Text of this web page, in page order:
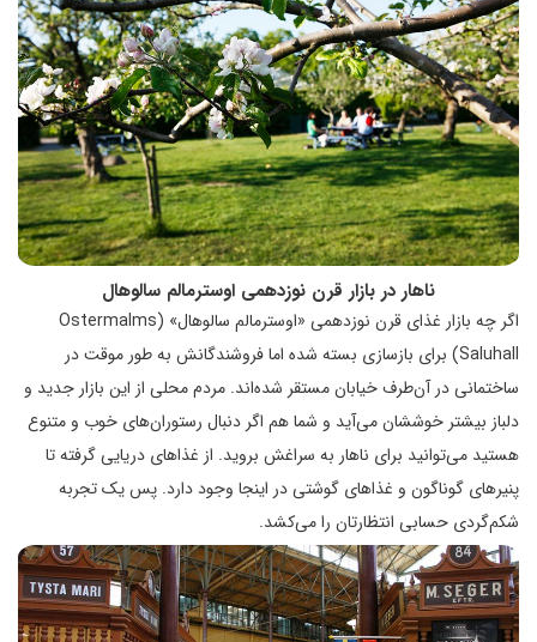
ناهار در بازار قرن نوزدهمی اوسترمالم سالوهال
اگر چه بازار غذای قرن نوزدهمی «اوسترمالم سالوهال» (Ostermalms
Saluhall) برای بازسازی بسته شده اما فروشندگانش به طور موقت در
ساختمانی در آن‌طرف خیابان مستقر شده‌اند. مردم محلی از این بازار جدید و
دلباز بیشتر خوششان می‌آید و شما هم اگر دنبال رستوران‌های خوب و متنوع
هستید می‌توانید برای ناهار به سراغش بروید. از غذاهای دریایی گرفته تا
پنیرهای گوناگون و غذاهای گوشتی در اینجا وجود دارد. پس یک تجربه
شکم‌گردی حسابی انتظارتان را می‌کشد.